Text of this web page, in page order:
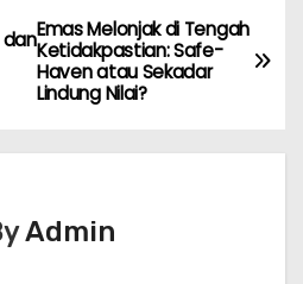
Emas Melonjak di Tengah
Ketidakpastian: Safe-
Haven atau Sekadar
Lindung Nilai?
dan
Admin